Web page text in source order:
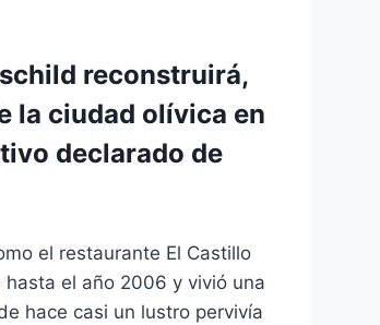
reconstruirá,
la ciudad olívica en
declarado de
el restaurante El Castillo
el año 2006 y vivió una
hace casi un lustro pervivía